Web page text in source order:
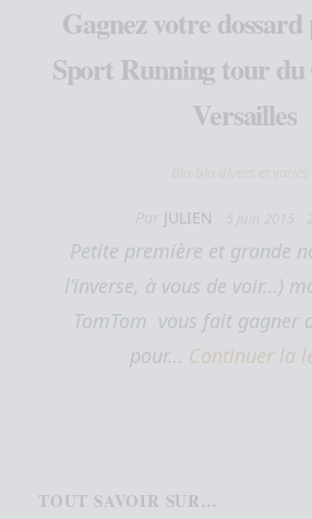
Gagnez votre
Sport Running tour du
Versailles
Bla-bla divers et variés
JULIEN
Petite première et grande
l’inverse, à vous de voir…)
TomTom vous fait gagner
pour… Continuer la
TOUT SAVOIR SUR…